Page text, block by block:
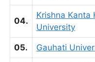
04.
Krishna Kanta
University
05. Gauhati